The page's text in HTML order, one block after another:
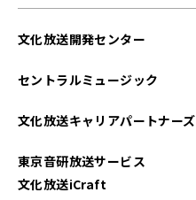
文化放送開発センター
セントラルミュージック
文化放送キャリアパートナーズ
東京音研放送サービス
文化放送iCraft